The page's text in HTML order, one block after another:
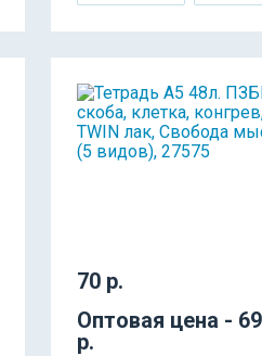
70 р.
Оптовая цена -
р.